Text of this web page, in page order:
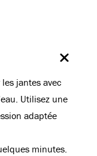
jantes avec
Utilisez une
adaptée
minutes.